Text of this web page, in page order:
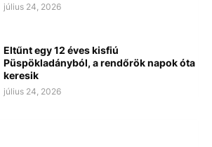
július 24, 2026
Eltűnt egy 12 éves kisfiú
Püspökladányból, a rendőrök napok óta
keresik
július 24, 2026